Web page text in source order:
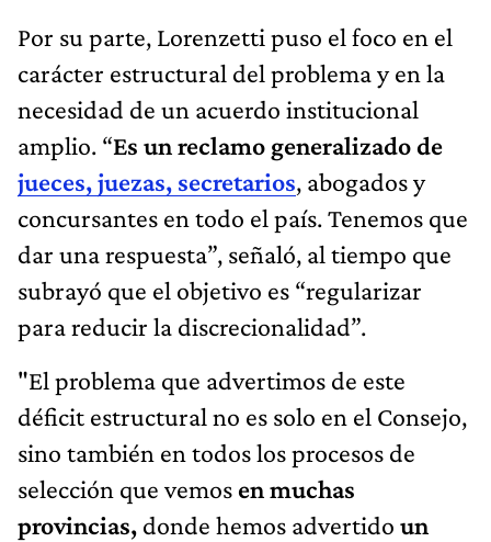
Por su parte, Lorenzetti puso el foco en el
carácter estructural del problema y en la
necesidad de un acuerdo institucional
amplio. “Es un reclamo generalizado de
jueces, juezas, secretarios, abogados y
concursantes en todo el país. Tenemos que
dar una respuesta”, señaló, al tiempo que
subrayó que el objetivo es “regularizar
para reducir la discrecionalidad”.
"El problema que advertimos de este
déficit estructural no es solo en el Consejo,
sino también en todos los procesos de
selección que vemos en muchas
provincias, donde hemos advertido un